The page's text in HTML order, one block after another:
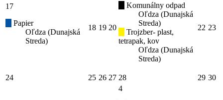
17
Papier
Oľdza (Dunajská
Streda)
18 19 20
Komunálny odpad
Oľdza (Dunajská
Streda)
Trojzber- plast,
tetrapak, kov
Oľdza (Dunajská
Streda)
22 23
24 25 26 27 28 29 30
4